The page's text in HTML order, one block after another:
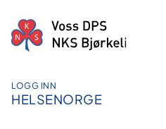
innhald
LOGG INN
HELSENORGE